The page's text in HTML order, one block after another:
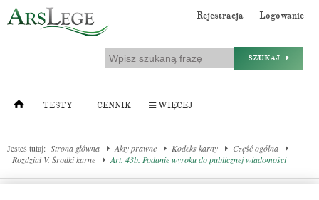
Rejestracja Logowanie
SZUKAJ
TESTY CENNIK WIĘCEJ
Jesteś tutaj: Strona główna Akty prawne Kodeks karny
Część ogólna
Rozdział V. Środki karne
Art. 43b. Podanie wyroku do publicznej wiadomości